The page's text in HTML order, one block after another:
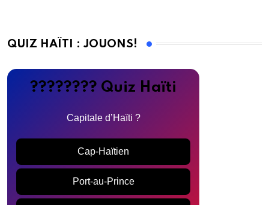
QUIZ HAÏTI : JOUONS!
???????? Quiz Haïti
Capitale d’Haïti ?
Cap-Haïtien
Port-au-Prince